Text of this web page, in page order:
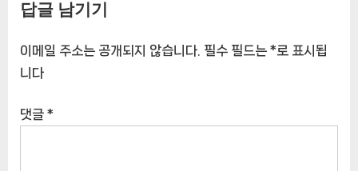
조화 [CoffeeTimeNOWㅣ추
답글 남기기
이메일 주소는 공개되지 않습니다. 필수 필드는 *로 표시됩
니다
댓글 *